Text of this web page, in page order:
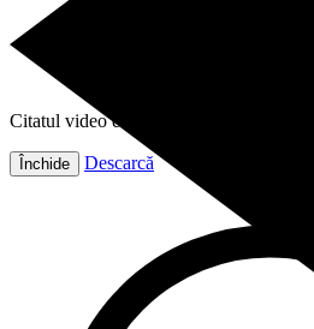
Citatul video este gata!
Închide Descarcă